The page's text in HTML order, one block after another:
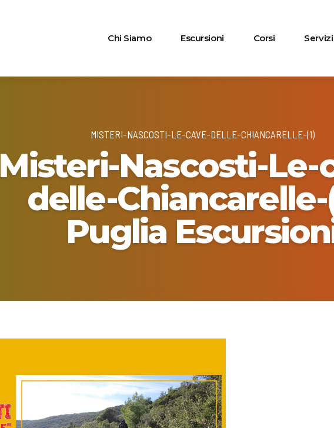
Chi Siamo Escursioni Corsi Servizi
MISTERI-NASCOSTI-LE-CAVE-DELLE-CHIANCARELLE-(1)
Misteri-Nascosti-Le-
delle-Chiancarelle-
Puglia